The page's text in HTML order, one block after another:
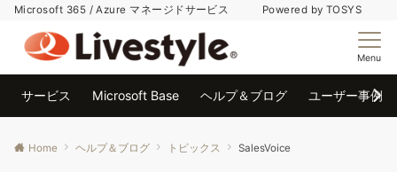
Microsoft 365 / Azure マネージドサービス Powered by TOSYS
Menu
サービス Microsoft Base ヘルプ＆ブログ ユーザー事例
Home ヘルプ＆ブログ トピックス SalesVoice